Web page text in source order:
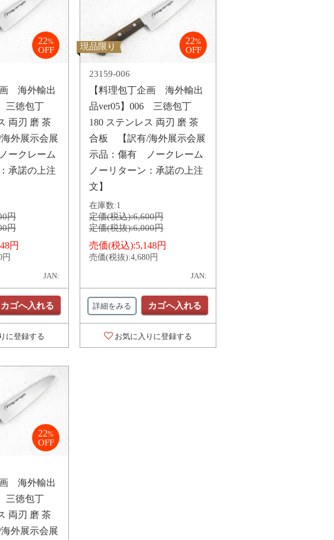
22%
OFF
画 海外輸出
三徳包丁
両刃 磨 茶
外展示会展
ークレーム
承諾の上注
円
円
円
円
JAN:
カゴへ入れる
に登録する
現品限り
22%
OFF
23159-006
【料理包丁企画 海外輸出
品ver05】006 三徳包丁
180 ステンレス 両刃 磨 茶
合板 【訳有/海外展示会展
示品：傷有 ノークレーム
ノーリターン：承諾の上注
文】
在庫数:1
定価(税込):6,600円
定価(税抜):6,000円
売価(税込):5,148円
売価(税抜):4,680円
JAN:
詳細をみる カゴへ入れる
お気に入りに登録する
22%
OFF
画 海外輸出
三徳包丁
両刃 磨 茶
外展示会展